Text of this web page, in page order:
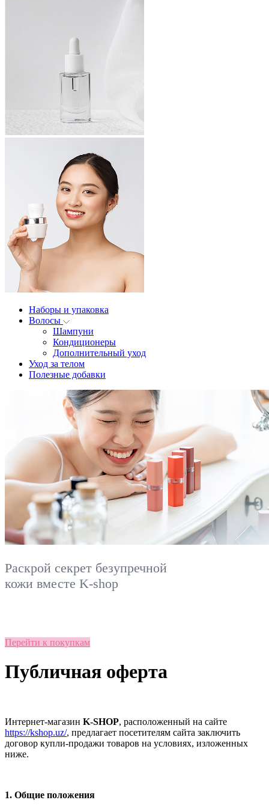
Наборы и упаковка
Волосы
Шампуни
Кондиционеры
Дополнительный уход
Уход за телом
Полезные добавки
Раскрой секрет безупречной
кожи вместе K-shop
Перейти к покупкам
Публичная оферта
Интернет-магазин K-SHOP, расположенный на сайте
https://kshop.uz/, предлагает посетителям сайта заключить
договор купли-продажи товаров на условиях, изложенных
ниже.
1. Общие положения